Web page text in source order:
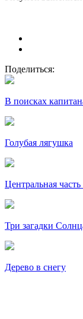
Поделиться:
В поисках
Голубая лягушка
Центральная
Три загадки
Дерево в снегу